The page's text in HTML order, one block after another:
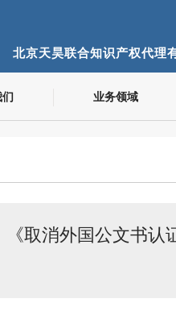
北京天昊联合知识产权代理
业务领域
《取消外国公文书